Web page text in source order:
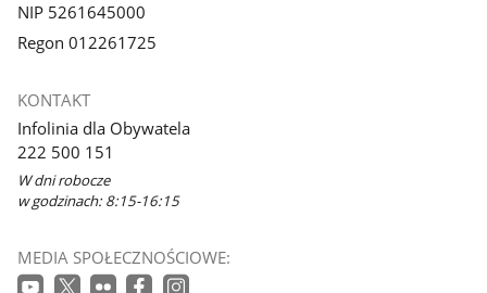
NIP 5261645000
Regon 012261725
KONTAKT
Infolinia dla Obywatela
222 500 151
W dni robocze
w godzinach: 8:15-16:15
MEDIA SPOŁECZNOŚCIOWE: